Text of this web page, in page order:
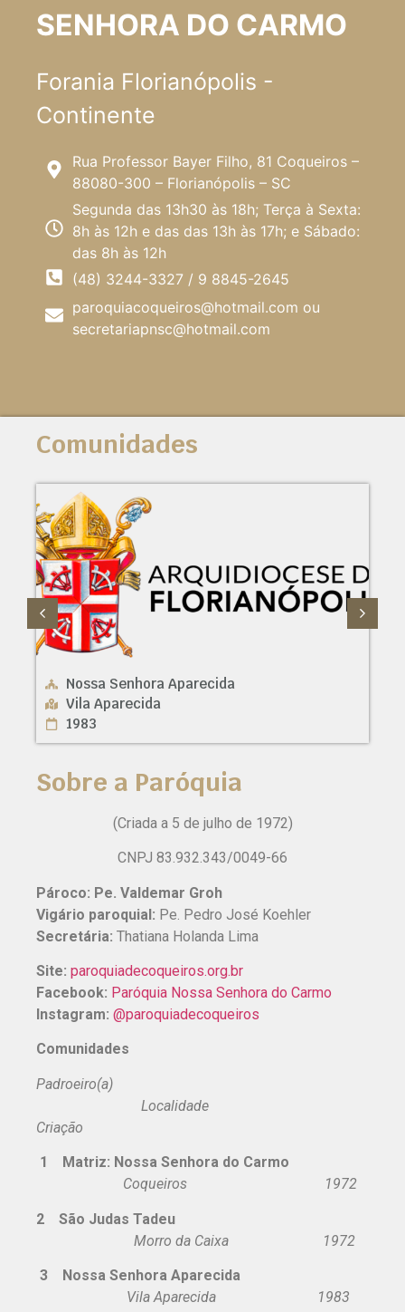
SENHORA DO CARMO
Forania Florianópolis -
Continente
Rua Professor Bayer Filho, 81 Coqueiros –
88080-300 – Florianópolis – SC
Segunda das 13h30 às 18h; Terça à Sexta:
8h às 12h e das das 13h às 17h; e Sábado:
das 8h às 12h
(48) 3244-3327 / 9 8845-2645
paroquiacoqueiros@hotmail.com ou
secretariapnsc@hotmail.com
Comunidades
Senhora Aparecida
Aparecida
Sobre a Paróquia
(Criada a 5 de julho de 1972)
CNPJ 83.932.343/0049-66
Pároco: Pe. Valdemar Groh
Vigário paroquial: Pe. Pedro José Koehler
Secretária: Thatiana Holanda Lima
Site: paroquiadecoqueiros.org.br
Facebook: Paróquia Nossa Senhora do Carmo
Instagram: @paroquiadecoqueiros
Comunidades
Padroeiro(a)
Localidade
Criação
1 Matriz: Nossa Senhora do Carmo
Coqueiros 1972
2 São Judas Tadeu
Morro da Caixa 1972
3 Nossa Senhora Aparecida
Vila Aparecida 1983